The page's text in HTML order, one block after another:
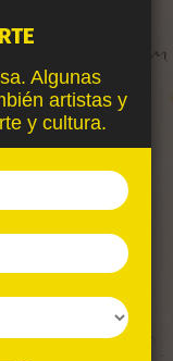
Algunas
artistas y
y cultura.